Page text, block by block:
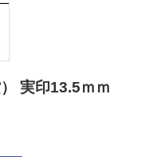
実印13.5ｍｍ